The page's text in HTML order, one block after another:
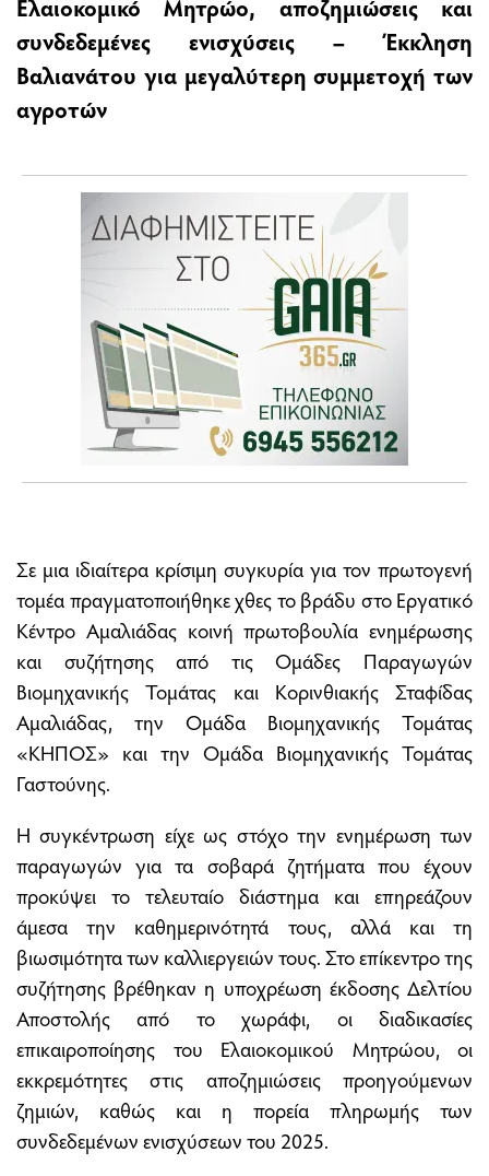
Ελαιοκομικό Μητρώο, αποζημιώσεις και
συνδεδεμένες ενισχύσεις – Έκκληση
Βαλιανάτου για μεγαλύτερη συμμετοχή των
αγροτών
Σε μια ιδιαίτερα κρίσιμη συγκυρία για τον πρωτογενή
τομέα πραγματοποιήθηκε χθες το βράδυ στο Εργατικό
Κέντρο Αμαλιάδας κοινή πρωτοβουλία ενημέρωσης
και συζήτησης από τις Ομάδες Παραγωγών
Βιομηχανικής Τομάτας και Κορινθιακής Σταφίδας
Αμαλιάδας, την Ομάδα Βιομηχανικής Τομάτας
«ΚΗΠΟΣ» και την Ομάδα Βιομηχανικής Τομάτας
Γαστούνης.
Η συγκέντρωση είχε ως στόχο την ενημέρωση των
παραγωγών για τα σοβαρά ζητήματα που έχουν
προκύψει το τελευταίο διάστημα και επηρεάζουν
άμεσα την καθημερινότητά τους, αλλά και τη
βιωσιμότητα των καλλιεργειών τους. Στο επίκεντρο της
συζήτησης βρέθηκαν η υποχρέωση έκδοσης Δελτίου
Αποστολής από το χωράφι, οι διαδικασίες
επικαιροποίησης του Ελαιοκομικού Μητρώου, οι
εκκρεμότητες στις αποζημιώσεις προηγούμενων
ζημιών, καθώς και η πορεία πληρωμής των
συνδεδεμένων ενισχύσεων του 2025.